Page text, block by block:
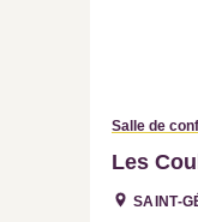
Salle de
Les
SAINT-